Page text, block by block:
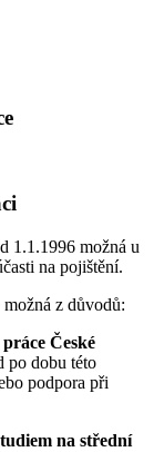
1.1.1996 možná u
na pojištění.
z důvodů:
České
po dobu této
podpora při
na střední